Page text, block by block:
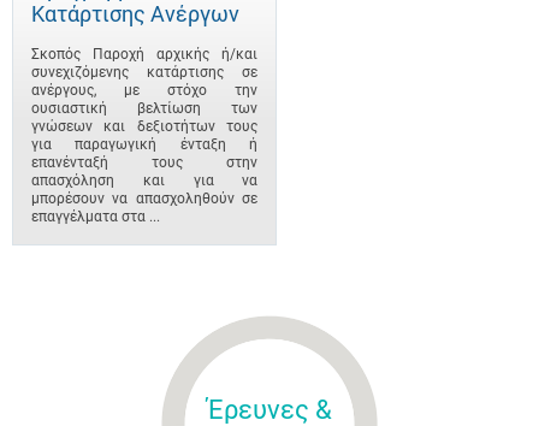
Κατάρτισης Ανέργων
Σκοπός Παροχή αρχικής ή/και
συνεχιζόμενης κατάρτισης σε
ανέργους, με στόχο την
ουσιαστική βελτίωση των
γνώσεων και δεξιοτήτων τους
για παραγωγική ένταξη ή
επανένταξή τους στην
απασχόληση και για να
μπορέσουν να απασχοληθούν σε
επαγγέλματα στα ...
Έρευνες &